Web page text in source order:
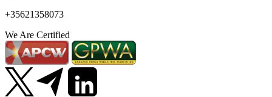
+35621358073
We Are Certified